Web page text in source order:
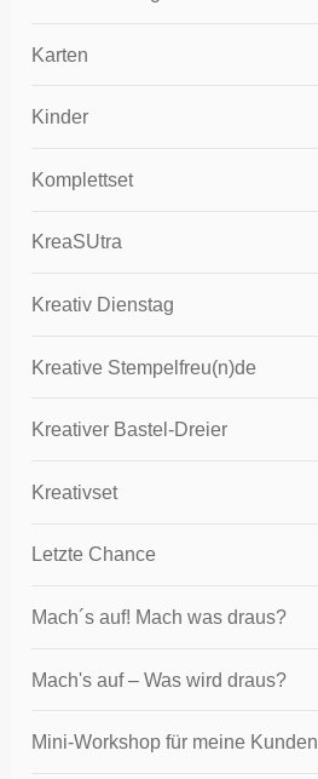
Karten
Kinder
Komplettset
KreaSUtra
Kreativ Dienstag
Kreative Stempelfreu(n)de
Kreativer Bastel-Dreier
Kreativset
Letzte Chance
Mach´s auf! Mach was draus?
Mach's auf – Was wird draus?
Mini-Workshop für meine Kunden